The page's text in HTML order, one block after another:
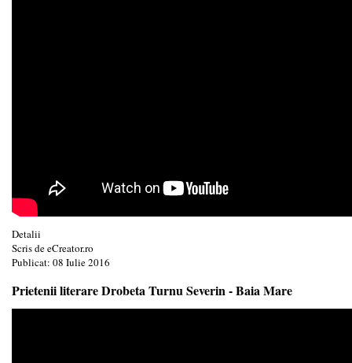
Detalii
Scris deeCreator.ro
Publicat: 08 Iulie 2016
Prietenii literare Drobeta Turnu Severin - Baia Mare